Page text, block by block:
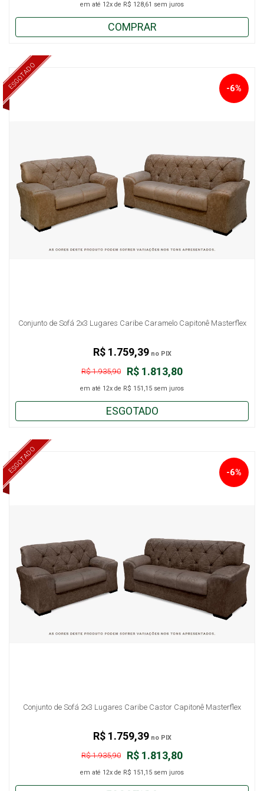
em até 12x de R$ 128,61 sem juros
COMPRAR
ESGOTADO
Conjunto de Sofá 2x3 Lugares Caribe Caramelo Capitonê Masterflex
-6%
R$ 1.813,80
R$ 1.935,90
em até 12x de R$ 151,15 sem juros
R$ 1.759,39no PIX
ESGOTADO
ESGOTADO
Conjunto de Sofá 2x3 Lugares Caribe Castor Capitonê Masterflex
-6%
R$ 1.813,80
R$ 1.935,90
em até 12x de R$ 151,15 sem juros
R$ 1.759,39no PIX